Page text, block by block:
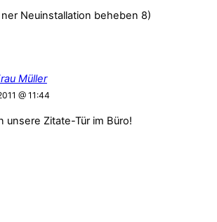
Neuinstallation beheben 8)
Müller
@ 11:44
unsere Zitate-Tür im Büro!